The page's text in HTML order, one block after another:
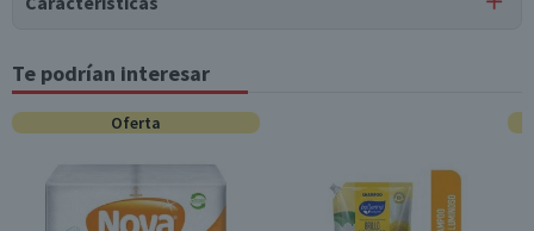
Tipo de Producto
Jabones
Contenido
Unisex
Te podrían interesar
Oferta